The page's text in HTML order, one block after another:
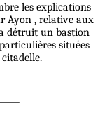
les explications
Ayon , relative aux
détruit un bastion
situées